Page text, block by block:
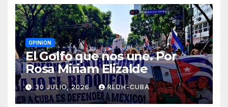
OPINIÓN
El Golfo que nos une. Por
Rosa Miriam Elizalde
30 JULIO, 2026 REDH-CUBA